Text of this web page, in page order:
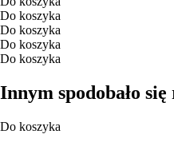
Do koszyka
Do koszyka
Do koszyka
Do koszyka
Innym spodobało
Do koszyka